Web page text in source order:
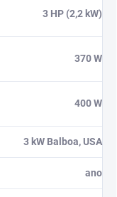
3 HP (2,2 kW)
370 W
400 W
3 kW Balboa, USA
ano